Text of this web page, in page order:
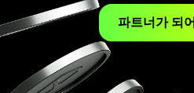
파트너가 되